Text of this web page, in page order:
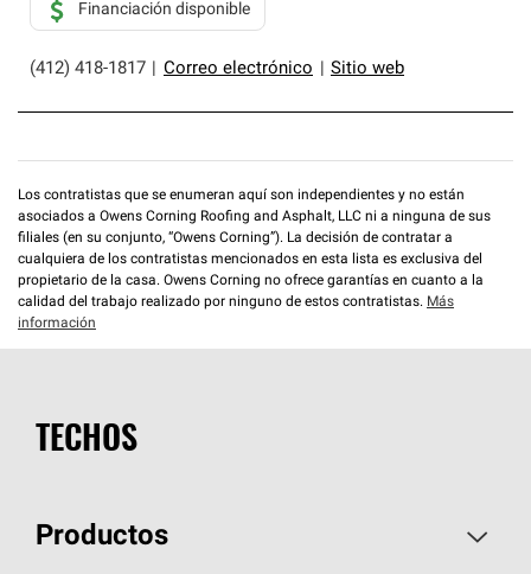
(412) 418-1817 Correo electrónico Sitio web
Financiación disponible
Los contratistas que se enumeran aquí son independientes y no están
asociados a Owens Corning Roofing and Asphalt, LLC ni a ninguna de sus
filiales (en su conjunto, “Owens Corning”). La decisión de contratar a
cualquiera de los contratistas mencionados en esta lista es exclusiva del
propietario de la casa. Owens Corning no ofrece garantías en cuanto a la
calidad del trabajo realizado por ninguno de estos contratistas. Más
información
TECHOS
Productos